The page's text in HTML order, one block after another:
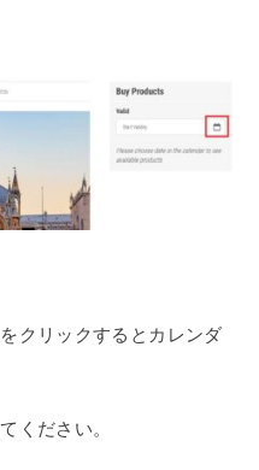
クリックするとカレンダ
ください。